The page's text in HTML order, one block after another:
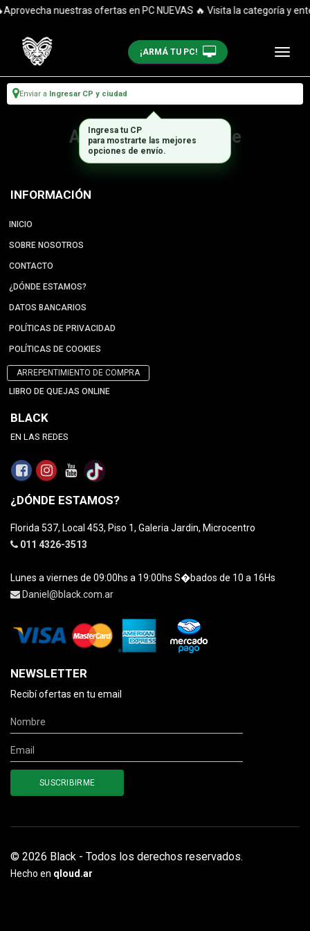
nuestras ofertas en PC NUEVAS 🔥 Visita la categoría y
¡ARMÁ TU PC!
Enviar a Ingresar CP y ciudad
Artículo no disponible
INFORMACIÓN
INICIO
SOBRE NOSOTROS
CONTACTO
¿DÓNDE ESTAMOS?
DATOS BANCARIOS
POLÍTICAS DE PRIVACIDAD
POLÍTICAS DE COOKIES
ARREPENTIMIENTO DE COMPRA
LIBRO DE QUEJAS ONLINE
BLACK
EN LAS REDES
¿DÓNDE ESTAMOS?
Florida 537, Local 453, Piso 1, Galeria Jardin, Microcentro
011 4326-3513
Lunes a viernes de 09:00hs a 19:00hs S�bados de 10 a 16Hs
Daniel@black.com.ar
NEWSLETTER
Recibí ofertas en tu email
© 2026 Black - Todos los derechos reservados.
Hecho en qloud.ar
Ingresa tu CP
para mostrarte las mejores
opciones de envío.